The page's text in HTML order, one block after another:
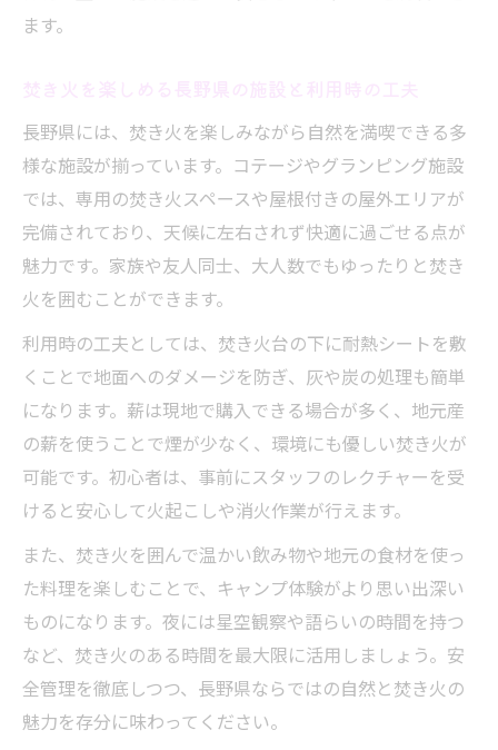
ます。
長野県には、焚き火を楽しみながら自然を満喫できる多
様な施設が揃っています。コテージやグランピング施設
では、専用の焚き火スペースや屋根付きの屋外エリアが
完備されており、天候に左右されず快適に過ごせる点が
魅力です。家族や友人同士、大人数でもゆったりと焚き
火を囲むことができます。
利用時の工夫としては、焚き火台の下に耐熱シートを敷
くことで地面へのダメージを防ぎ、灰や炭の処理も簡単
になります。薪は現地で購入できる場合が多く、地元産
の薪を使うことで煙が少なく、環境にも優しい焚き火が
可能です。初心者は、事前にスタッフのレクチャーを受
けると安心して火起こしや消火作業が行えます。
また、焚き火を囲んで温かい飲み物や地元の食材を使っ
た料理を楽しむことで、キャンプ体験がより思い出深い
ものになります。夜には星空観察や語らいの時間を持つ
など、焚き火のある時間を最大限に活用しましょう。安
全管理を徹底しつつ、長野県ならではの自然と焚き火の
魅力を存分に味わってください。